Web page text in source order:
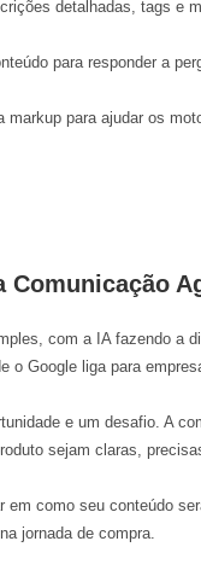
detalhadas, tags e
para responder a
markup para ajudar os
Comunicação
com a IA fazendo a
o Google liga para
e um desafio. A
sejam claras,
como seu conteúdo
jornada de compra.